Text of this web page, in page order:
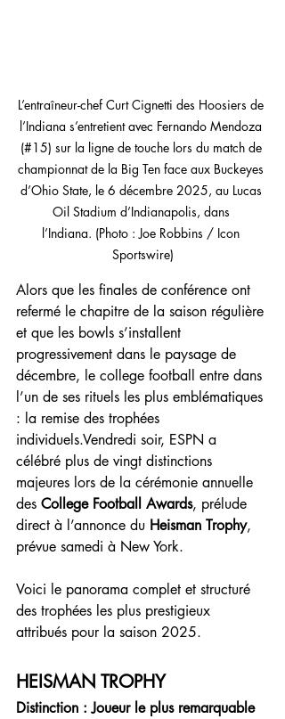
L’entraîneur-chef Curt Cignetti des Hoosiers de
l’Indiana s’entretient avec Fernando Mendoza
(#15) sur la ligne de touche lors du match de
championnat de la Big Ten face aux Buckeyes
d’Ohio State, le 6 décembre 2025, au Lucas
Oil Stadium d’Indianapolis, dans
l’Indiana. (Photo : Joe Robbins / Icon
Sportswire)
Alors que les finales de conférence ont
refermé le chapitre de la saison régulière
et que les bowls s’installent
progressivement dans le paysage de
décembre, le college football entre dans
l’un de ses rituels les plus emblématiques
: la remise des trophées
individuels.Vendredi soir, ESPN a
célébré plus de vingt distinctions
majeures lors de la cérémonie annuelle
des College Football Awards, prélude
direct à l’annonce du Heisman Trophy,
prévue samedi à New York.
Voici le panorama complet et structuré
des trophées les plus prestigieux
attribués pour la saison 2025.
HEISMAN TROPHY
Distinction : Joueur le plus remarquable